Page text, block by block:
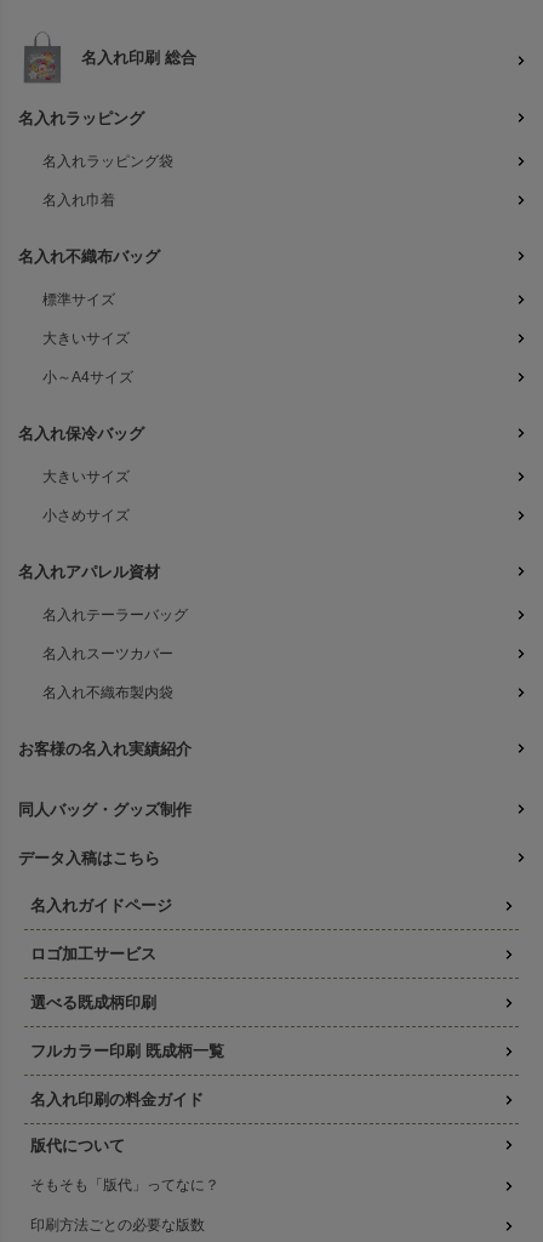
名入れ印刷 総合
名入れラッピング
名入れラッピング袋
名入れ巾着
名入れ不織布バッグ
標準サイズ
大きいサイズ
小～A4サイズ
名入れ保冷バッグ
大きいサイズ
小さめサイズ
名入れアパレル資材
名入れテーラーバッグ
名入れスーツカバー
名入れ不織布製内袋
お客様の名入れ実績紹介
同人バッグ・グッズ制作
データ入稿はこちら
名入れガイドページ
ロゴ加工サービス
選べる既成柄印刷
フルカラー印刷 既成柄一覧
名入れ印刷の料金ガイド
版代について
そもそも「版代」ってなに？
印刷方法ごとの必要な版数